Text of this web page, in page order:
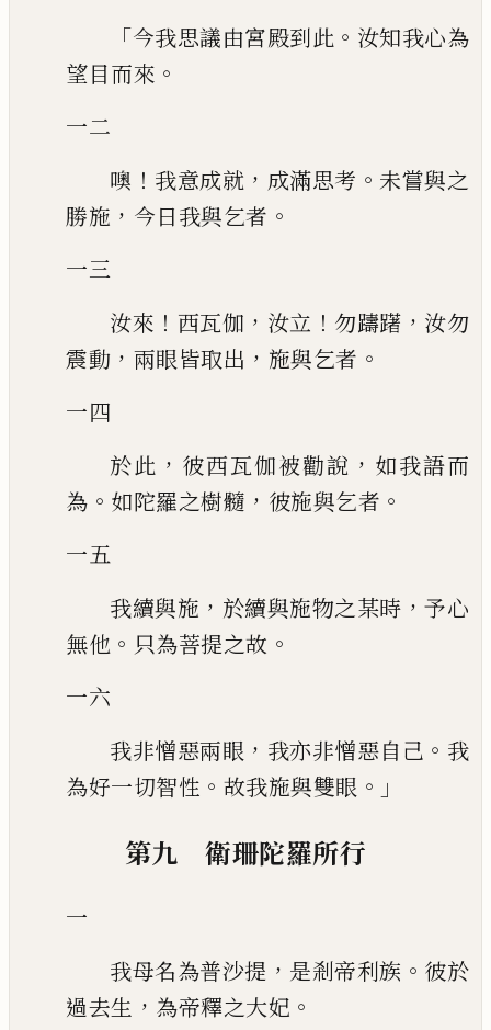
「今我思議由宮殿到此 。 汝知我心為
望目而來 。
一二
噢 ！ 我意成就 ， 成滿思考 。 未嘗與之
勝施 ， 今日我與乞者 。
一三
汝來 ！ 西瓦伽 ， 汝立 ！ 勿躊躇 ， 汝勿
震動 ， 兩眼皆取出 ， 施與乞者 。
一四
於此 ， 彼西瓦伽被勸說 ， 如我語而
為 。 如陀羅之樹髓 ， 彼施與乞者 。
一五
我續與施 ， 於續與施物之某時 ， 予心
無他 。 只為菩提之故 。
一六
我非憎惡兩眼 ， 我亦非憎惡自己 。 我
為好一切智性 。 故我施與雙眼 。」
第九 衛珊陀羅所行
一
我母名為普沙提 ， 是剎帝利族 。 彼於
過去生 ， 為帝釋之大妃 。